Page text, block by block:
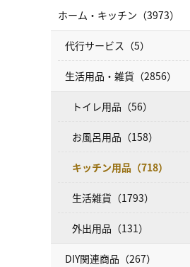
ホーム・キッチン（3973）
代行サービス（5）
生活用品・雑貨（2856）
トイレ用品（56）
お風呂用品（158）
キッチン用品（718）
生活雑貨（1793）
外出用品（131）
DIY関連商品（267）